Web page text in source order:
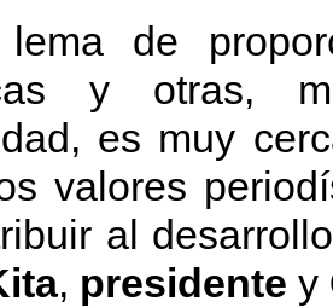
lema de
y otras,
es muy
valores
al
, presidente y